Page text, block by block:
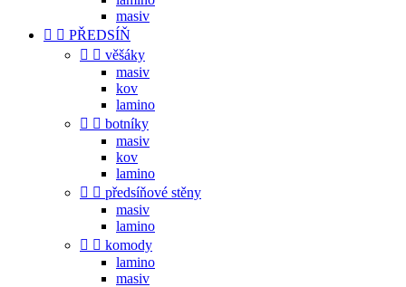
masiv
  PŘEDSÍŇ
  věšáky
masiv
kov
lamino
  botníky
masiv
kov
lamino
  předsíňové stěny
masiv
lamino
  komody
lamino
masiv